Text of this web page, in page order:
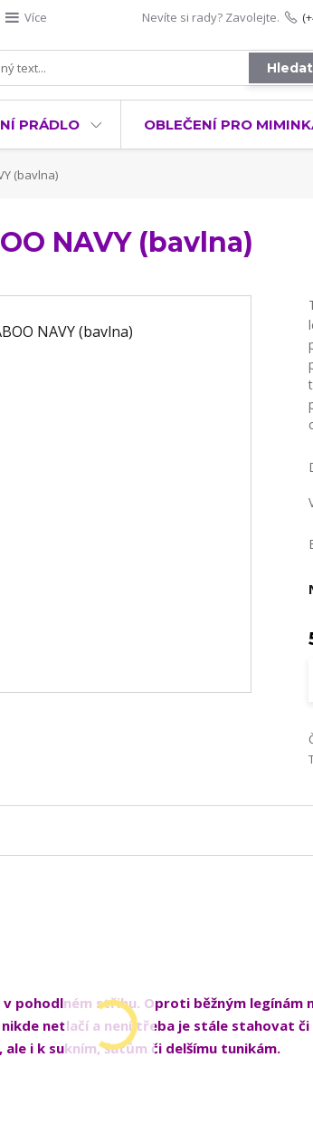
Více
Hledat
Nevíte si rady? Zavolejte.
PRÁDLO OBLEČENÍ PRO
(bavlna)
NAVY (bavlna)
pohodlném střihu. Oproti běžným legínám
netlačí a není třeba je stále stahovat či
ale i k sukním, šatům či delšímu tunikám.